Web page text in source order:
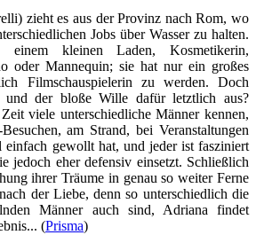
zieht es aus der Provinz nach Rom, wo
Jobs über Wasser zu halten.
kleinen Laden, Kosmetikerin,
oder Mannequin; sie hat nur ein großes
Filmschauspielerin zu werden. Doch
und der bloße Wille dafür letztlich aus?
viele unterschiedliche Männer kennen,
am Strand, bei Veranstaltungen
gewollt hat, und jeder ist fasziniert
jedoch eher defensiv einsetzt. Schließlich
ihrer Träume in genau so weiter Ferne
der Liebe, denn so unterschiedlich die
Männer auch sind, Adriana findet
(Prisma)